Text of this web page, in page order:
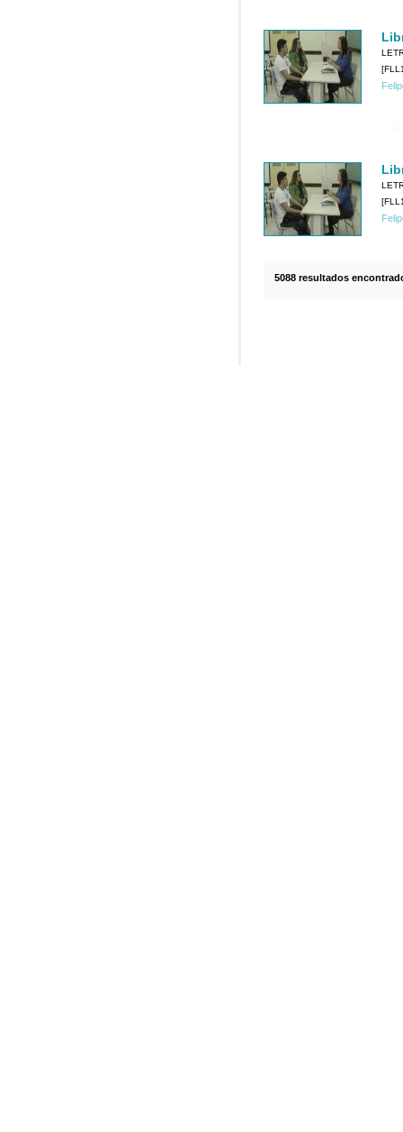
5088 resultados